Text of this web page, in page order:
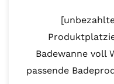
Badewanne voll
passende